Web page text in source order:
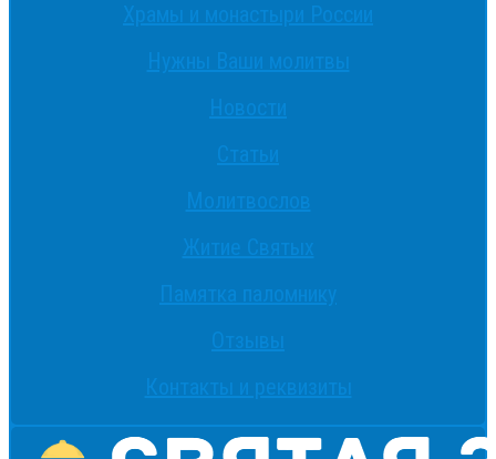
Храмы и монастыри России
Нужны Ваши молитвы
Новости
Статьи
Молитвослов
Житие Святых
Памятка паломнику
Отзывы
Контакты и реквизиты